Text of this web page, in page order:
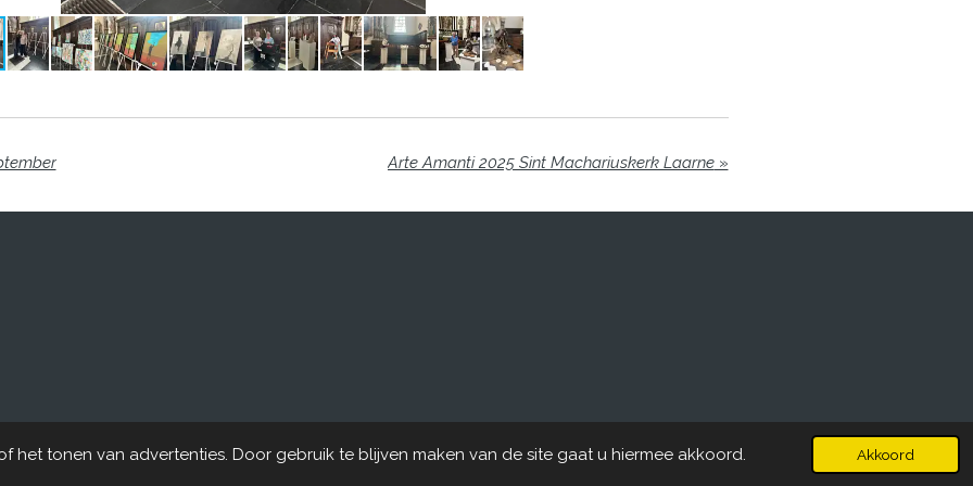
tonen van advertenties. Door gebruik te blijven maken van de site gaat u hiermee akkoord. Akkoord
Arte Amanti 2025 Sint Machariuskerk Laarne»
Powered byJouwWeb